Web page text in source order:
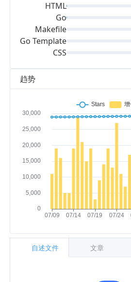
趋势
自述文件 文章
HTML
Go
Makefile
Go Template
CSS